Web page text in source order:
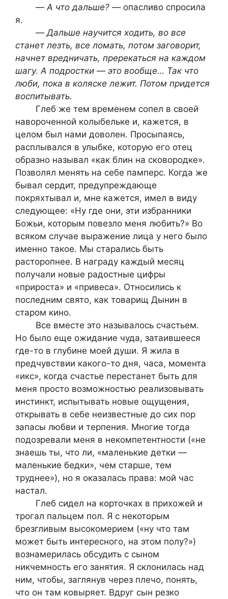
— А что дальше? — опасливо спросила
я.
— Дальше научится ходить, во все
станет лезть, все ломать, потом заговорит,
начнет вредничать, пререкаться на каждом
шагу. А подростки — это вообще… Так что
люби, пока в коляске лежит. Потом придется
воспитывать.
Глеб же тем временем сопел в своей
навороченной колыбельке и, кажется, в
целом был нами доволен. Просыпаясь,
расплывался в улыбке, которую его отец
образно называл «как блин на сковородке».
Позволял менять на себе памперс. Когда же
бывал сердит, предупреждающе
покряхтывал и, мне кажется, имел в виду
следующее: «Ну где они, эти избранники
Божьи, которым повезло меня любить?» Во
всяком случае выражение лица у него было
именно такое. Мы старались быть
расторопнее. В награду каждый месяц
получали новые радостные цифры
«прироста» и «привеса». Относились к
последним свято, как товарищ Дынин в
старом кино.
Все вместе это называлось счастьем.
Но было еще ожидание чуда, затаившееся
где-то в глубине моей души. Я жила в
предчувствии какого-то дня, часа, момента
«икс», когда счастье перестанет быть для
меня просто возможностью реализовывать
инстинкт, испытывать новые ощущения,
открывать в себе неизвестные до сих пор
запасы любви и терпения. Многие тогда
подозревали меня в некомпетентности («не
знаешь ты, что ли, «маленькие детки —
маленькие бедки», чем старше, тем
труднее»), но я оказалась права: мой час
настал.
Глеб сидел на корточках в прихожей и
трогал пальцем пол. Я с некоторым
брезгливым высокомерием («ну что там
может быть интересного, на этом полу?»)
вознамерилась обсудить с сыном
никчемность его занятия. Я склонилась над
ним, чтобы, заглянув через плечо, понять,
что он там ковыряет. Вдруг сын резко